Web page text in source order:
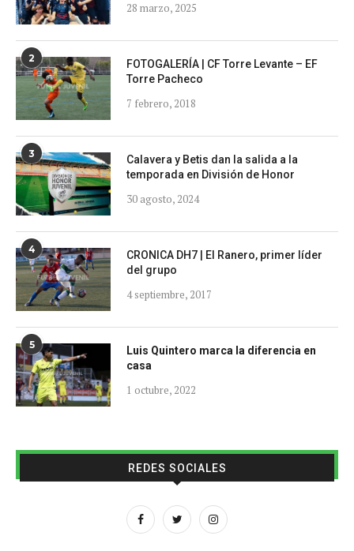
28 marzo, 2025
2
FOTOGALERÍA | CF Torre Levante – EF
Torre Pacheco
7 febrero, 2018
3
Calavera y Betis dan la salida a la
temporada en División de Honor
30 agosto, 2024
4
CRONICA DH7 | El Ranero, primer líder
del grupo
4 septiembre, 2017
5
Luis Quintero marca la diferencia en
casa
1 octubre, 2022
REDES SOCIALES